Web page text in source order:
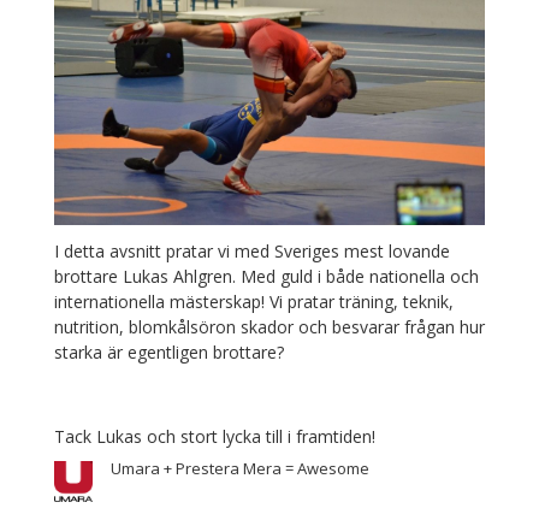
I detta avsnitt pratar vi med Sveriges mest lovande
brottare Lukas Ahlgren. Med guld i både nationella och
internationella mästerskap! Vi pratar träning, teknik,
nutrition, blomkålsöron skador och besvarar frågan hur
starka är egentligen brottare?
Tack Lukas och stort lycka till i framtiden!
Umara + Prestera Mera = Awesome